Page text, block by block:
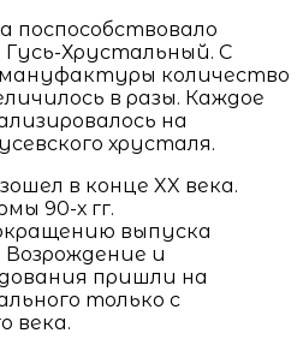
поспособствовало
Хрустальный. С
количество
в разы. Каждое
на
хрусталя.
в конце XX века.
90-х гг.
выпуска
Возрождение и
пришли на
только с
века.